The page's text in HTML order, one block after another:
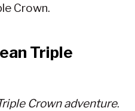
Crown.
Triple
Crown adventure.